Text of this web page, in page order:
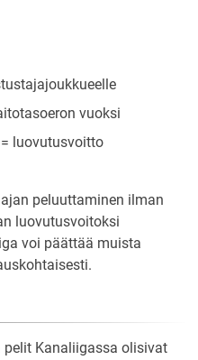
vuoksi
luovutusvoitto
peluuttaminen ilman
luovutusvoitoksi
voi päättää muista
pelit Kanaliigassa olisivat